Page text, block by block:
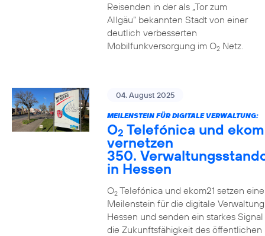
Reisenden in der als „Tor zum
Allgäu“ bekannten Stadt von einer
deutlich verbesserten
Mobilfunkversorgung im O2Netz.
04. August 2025
MEILENSTEIN FÜR DIGITALE VERWALTUNG:
O2 Telefónica und
vernetzen
350.
in Hessen
O2Telefónica und ekom21 setzen
Meilenstein für die digitale
Hessen und senden ein starkes
die Zukunftsfähigkeit des öffentlichen